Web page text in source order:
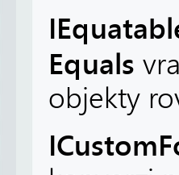
Equals
objekty